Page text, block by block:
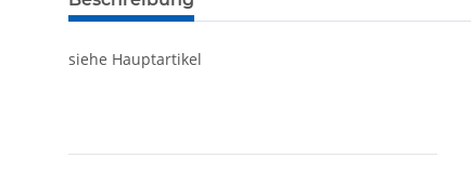
siehe Hauptartikel